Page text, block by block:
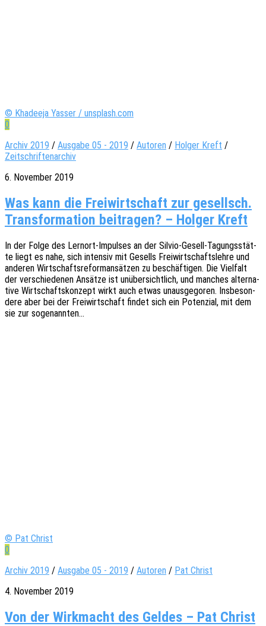
© Khadeeja Yasser / unsplash.com
0
Archiv 2019 / Ausgabe 05 - 2019 / Autoren / Holger Kreft /
Zeitschriftenarchiv
6. November 2019
Was kann die Freiwirtschaft zur gesellsch.
Transformation beitragen? – Holger Kreft
In der Folge des Lern­ort-Impul­­ses an der Silvio-Gesell-Tagungs­­­stä­t­­
te liegt es nahe, sich inten­siv mit Gesells Frei­wirt­schafts­leh­re und
ande­ren Wirt­schafts­re­form­an­sät­zen zu beschäf­ti­gen. Die Viel­falt
der verschie­de­nen Ansät­ze ist unüber­sicht­lich, und manches alter­na­
ti­ve Wirt­schafts­kon­zept wirkt auch etwas unaus­ge­go­ren. Insbe­son­
de­re aber bei der Frei­wirt­schaft findet sich ein Poten­zi­al, mit dem
sie zur sogenannten…
© Pat Christ
0
Archiv 2019 / Ausgabe 05 - 2019 / Autoren / Pat Christ
4. November 2019
Von der Wirkmacht des Geldes – Pat Christ